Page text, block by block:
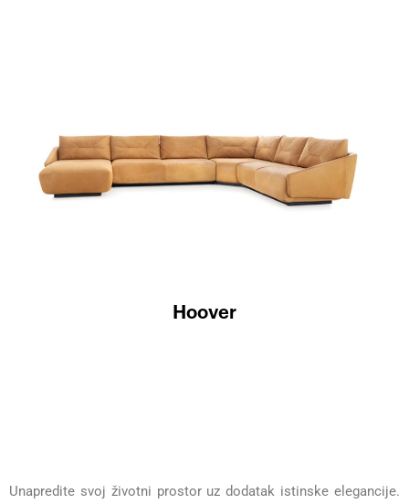
Hoover
Unapredite svoj životni prostor uz dodatak istinske elegancije.